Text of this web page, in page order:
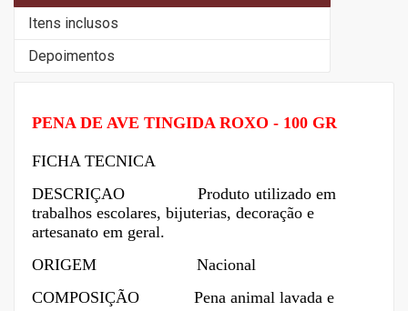
Itens inclusos
Depoimentos
PENA DE AVE TINGIDA ROXO - 100 GR
FICHA TECNICA
DESCRIÇAO Produto utilizado em
trabalhos escolares, bijuterias, decoração e
artesanato em geral.
ORIGEM Nacional
COMPOSIÇÃO
Pena animal lavada e